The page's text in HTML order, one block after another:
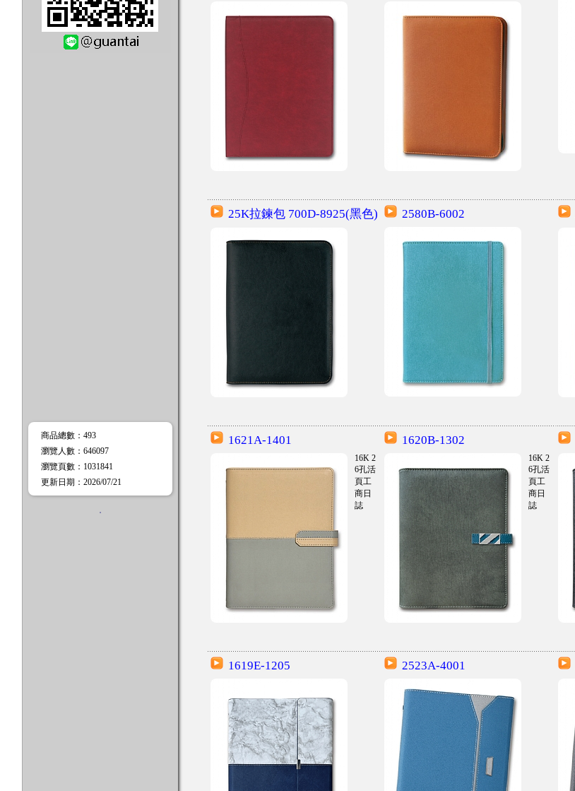
商品總數 ：493
瀏覽人數 ： 646097
瀏覽頁數 ： 1031841
更新日期 ：2026/07/21
．
25K拉鍊包 700D-8925(黑色) 2580B-6002
1621A-1401
16K 2
6孔活
頁工
商日
誌
1620B-1302
16K 2
6孔活
頁工
商日
誌
1619E-1205 2523A-4001